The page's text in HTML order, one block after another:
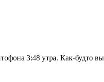
3:48 утра. Как-будто